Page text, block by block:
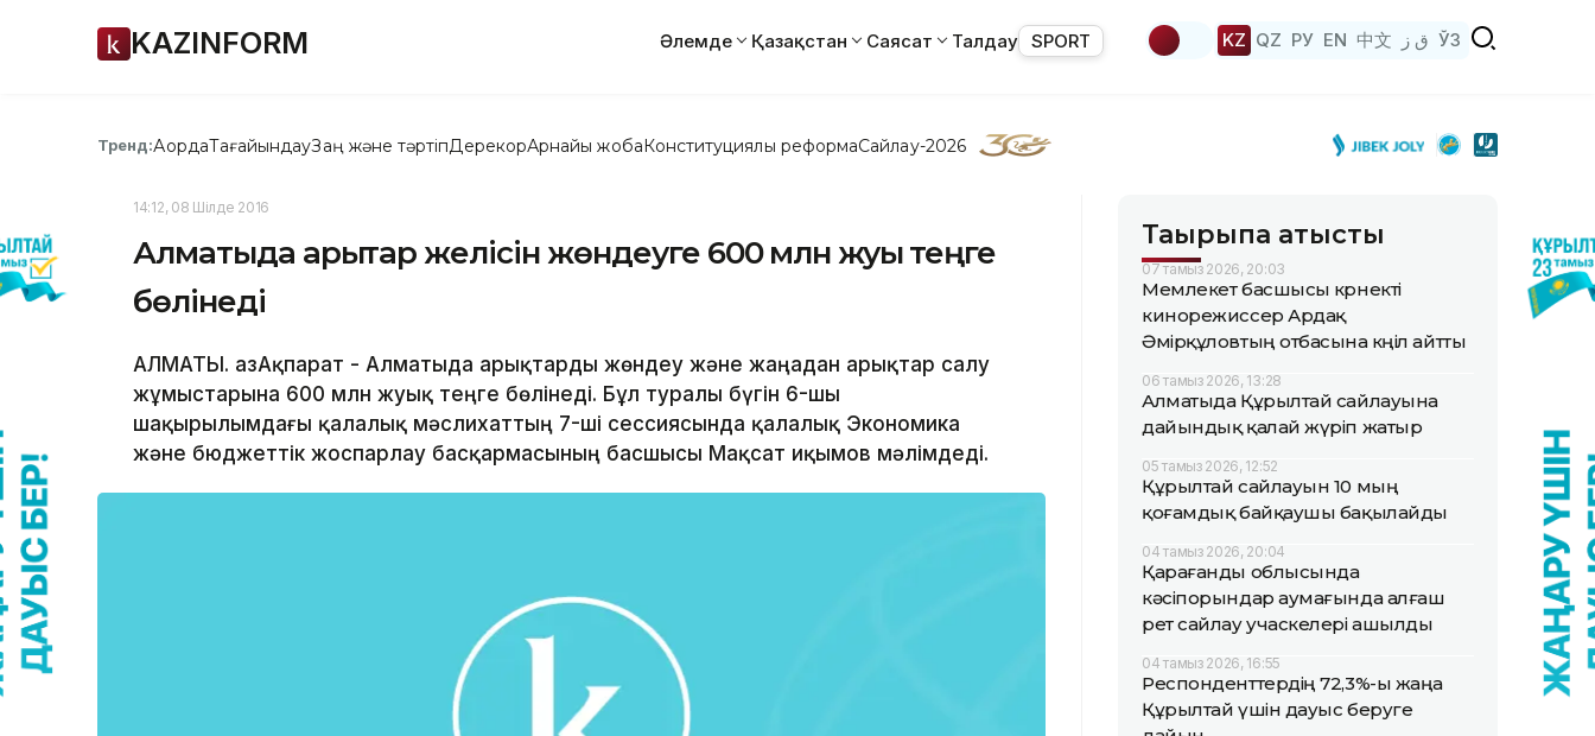
KAZINFORM Әлемде Қазақстан Саясат Талдау SPORT KZ QZ РУ EN 中文 ق ز ЎЗ
Тренд:АқордаТағайындауЗаң және тәртіпДерекқорАрнайы жобаКонституциялық реформаСайлау-2026
14:12, 08 Шілде 2016
Алматыда арықтар желісін жөндеуге 600 млн жуық теңге
бөлінеді
АЛМАТЫ. ҚазАқпарат - Алматыда арықтарды жөндеу және жаңадан арықтар салу
жұмыстарына 600 млн жуық теңге бөлінеді. Бұл туралы бүгін 6-шы
шақырылымдағы қалалық мәслихаттың 7-ші сессиясында қалалық Экономика
және бюджеттік жоспарлау басқармасының басшысы Мақсат Қиқымов мәлімдеді.
Тақырыпқа қатысты
07 тамыз 2026, 20:03
Мемлекет басшысы көрнекті
кинорежиссер Ардақ
Әмірқұловтың отбасына көңіл айтты
06 тамыз 2026, 13:28
Алматыда Құрылтай сайлауына
дайындық қалай жүріп жатыр
05 тамыз 2026, 12:52
Құрылтай сайлауын 10 мың
қоғамдық байқаушы бақылайды
04 тамыз 2026, 20:04
Қарағанды облысында
кәсіпорындар аумағында алғаш
рет сайлау учаскелері ашылды
04 тамыз 2026, 16:55
Респонденттердің 72,3%-ы жаңа
Құрылтай үшін дауыс беруге